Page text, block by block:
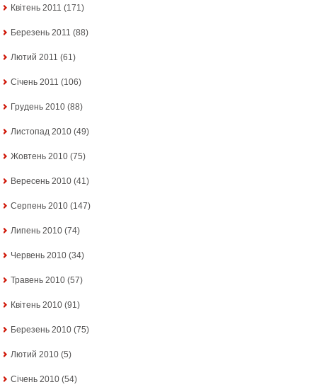
Квітень 2011 (171)
Березень 2011 (88)
Лютий 2011 (61)
Січень 2011 (106)
Грудень 2010 (88)
Листопад 2010 (49)
Жовтень 2010 (75)
Вересень 2010 (41)
Серпень 2010 (147)
Липень 2010 (74)
Червень 2010 (34)
Травень 2010 (57)
Квітень 2010 (91)
Березень 2010 (75)
Лютий 2010 (5)
Січень 2010 (54)